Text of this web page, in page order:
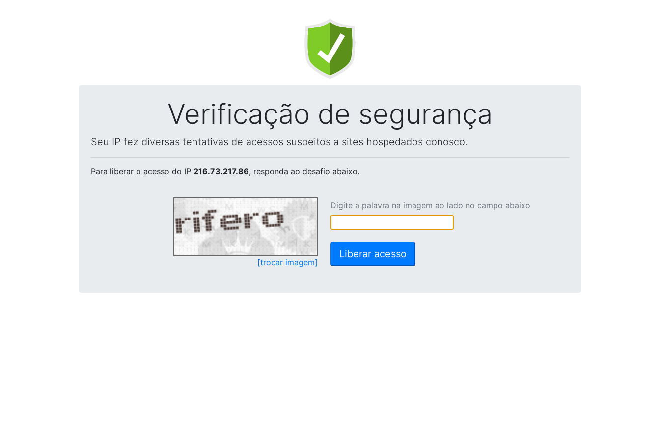
Verificação de segurança
Seu IP fez diversas tentativas de acessos suspeitos a sites hospedados conosco.
Para liberar o acesso do IP 216.73.217.86, responda ao desafio abaixo.
[trocar imagem]
Digite a palavra na imagem ao lado no campo abaixo